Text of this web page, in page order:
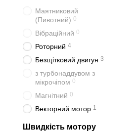
Маятниковий
(Пивотний) 0
Вібраційний 0
Роторний 4
Безщітковий двигун 3
з турбонаддувом з
мікрочіпом 0
Магнітний 0
Векторний мотор 1
Швидкість мотору